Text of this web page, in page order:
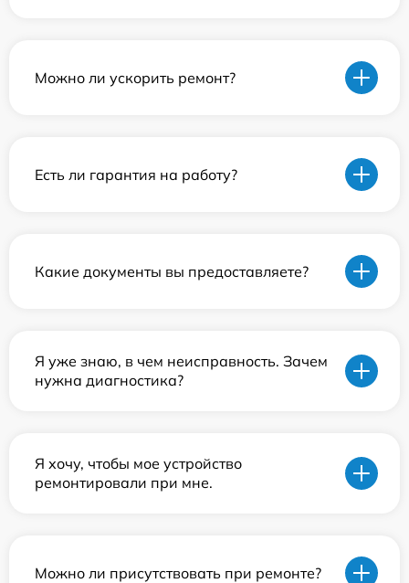
Можно ли ускорить ремонт?
Есть ли гарантия на работу?
Какие документы вы предоставляете?
Я уже знаю, в чем неисправность. Зачем
нужна диагностика?
Я хочу, чтобы мое устройство
ремонтировали при мне.
Можно ли присутствовать при ремонте?